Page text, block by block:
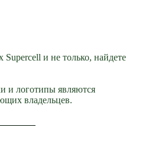
и не только, найдете
и логотипы являются
владельцев.